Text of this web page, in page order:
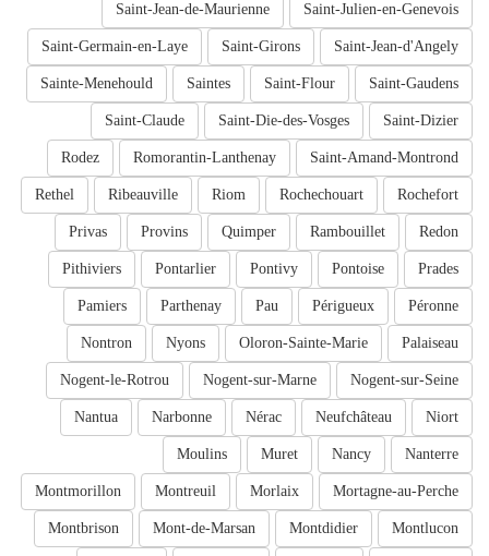
Saint-Julien-en-Genevois
Saint-Jean-de-Maurienne
Saint-Jean-d'Angely
Saint-Girons
Saint-Germain-en-Laye
Saint-Gaudens
Saint-Flour
Saintes
Sainte-Menehould
Saint-Dizier
Saint-Die-des-Vosges
Saint-Claude
Saint-Amand-Montrond
Romorantin-Lanthenay
Rodez
Rochefort
Rochechouart
Riom
Ribeauville
Rethel
Redon
Rambouillet
Quimper
Provins
Privas
Prades
Pontoise
Pontivy
Pontarlier
Pithiviers
Péronne
Périgueux
Pau
Parthenay
Pamiers
Palaiseau
Oloron-Sainte-Marie
Nyons
Nontron
Nogent-sur-Seine
Nogent-sur-Marne
Nogent-le-Rotrou
Niort
Neufchâteau
Nérac
Narbonne
Nantua
Nanterre
Nancy
Muret
Moulins
Mortagne-au-Perche
Morlaix
Montreuil
Montmorillon
Montlucon
Montdidier
Mont-de-Marsan
Montbrison